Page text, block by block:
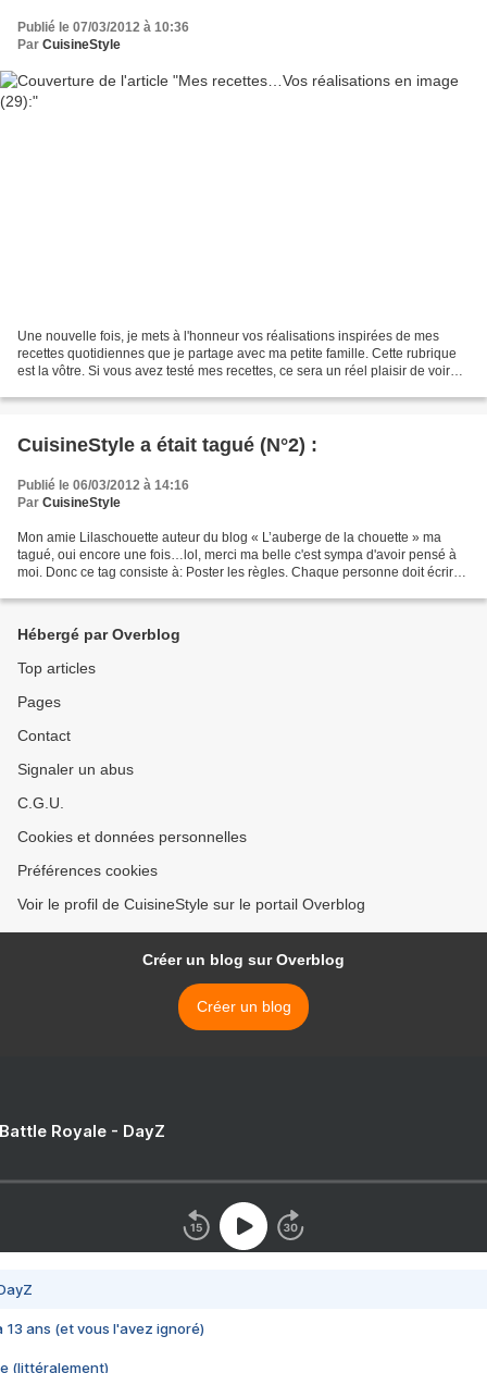
Publié le 07/03/2012 à 10:36
Par CuisineStyle
Une nouvelle fois, je mets à l'honneur vos réalisations inspirées de mes
recettes quotidiennes que je partage avec ma petite famille. Cette rubrique
est la vôtre. Si vous avez testé mes recettes, ce sera un réel plaisir de voir
CuisineStyle a était tagué (N°2) :
Publié le 06/03/2012 à 14:16
Par CuisineStyle
Mon amie Lilaschouette auteur du blog « L’auberge de la chouette » ma
tagué, oui encore une fois…lol, merci ma belle c'est sympa d'avoir pensé à
moi. Donc ce tag consiste à: Poster les règles. Chaque personne doit écrire
Hébergé par Overblog
Top articles
Pages
Contact
Signaler un abus
C.G.U.
Cookies et données personnelles
Préférences cookies
Voir le profil de CuisineStyle sur le portail Overblog
Créer un blog sur Overblog
Créer un blog
Royale - DayZ
13 ans (et vous l'avez ignoré)
(littéralement)